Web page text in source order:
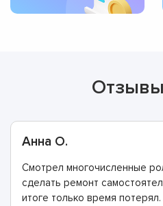
Анна О.
Смотрел многочисленные
сделать ремонт
итоге только время